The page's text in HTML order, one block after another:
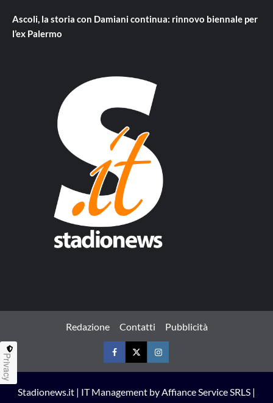
Ascoli, la storia con Damiani continua: rinnovo biennale per
l’ex Palermo
Redazione Contatti Pubblicità
FacebookTwitterInstagram
Stadionews.it | IT Management by Affiance Service SRLS |
Privacy